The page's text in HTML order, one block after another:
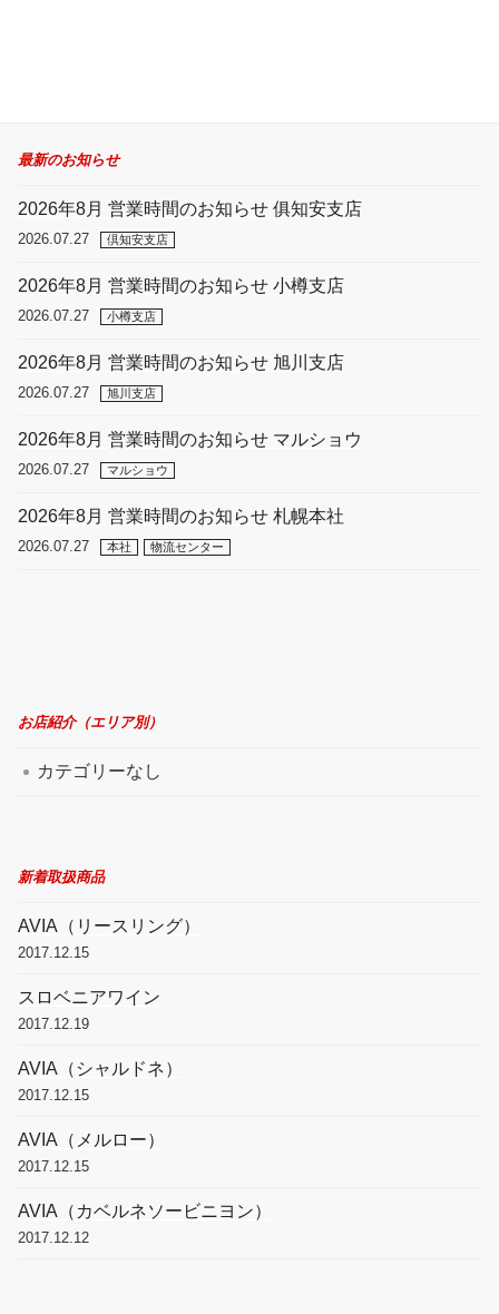
最新のお知らせ
2026年8月 営業時間のお知らせ 俱知安支店
2026.07.27 倶知安支店
2026年8月 営業時間のお知らせ 小樽支店
2026.07.27 小樽支店
2026年8月 営業時間のお知らせ 旭川支店
2026.07.27 旭川支店
2026年8月 営業時間のお知らせ マルショウ
2026.07.27 マルショウ
2026年8月 営業時間のお知らせ 札幌本社
2026.07.27 本社 物流センター
お店紹介（エリア別）
カテゴリーなし
新着取扱商品
AVIA（リースリング）
2017.12.15
スロベニアワイン
2017.12.19
AVIA（シャルドネ）
2017.12.15
AVIA（メルロー）
2017.12.15
AVIA（カベルネソービニヨン）
2017.12.12